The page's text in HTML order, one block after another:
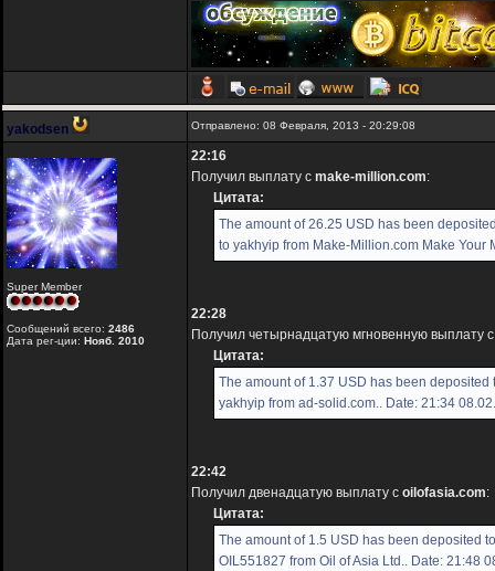
yakodsen Отправлено: 08 Февраля, 2013 - 20:29:08
Super Member
Сообщений всего: 2486
Дата рег-ции: Нояб. 2010
22:16
Получил выплату с make-million.com:
Цитата:
The amount of 26.25 USD has been
to yakhyip from Make-Million.com Make
22:28
Получил четырнадцатую мгновенную выплату
Цитата:
The amount of 1.37 USD has been
yakhyip from ad-solid.com.. Date: 21:34
22:42
Получил двенадцатую выплату с oilofasia.com:
Цитата:
The amount of 1.5 USD has been deposited
OIL551827 from Oil of Asia Ltd.. Date: 21:48